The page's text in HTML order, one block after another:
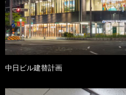
中日ビル建替計画